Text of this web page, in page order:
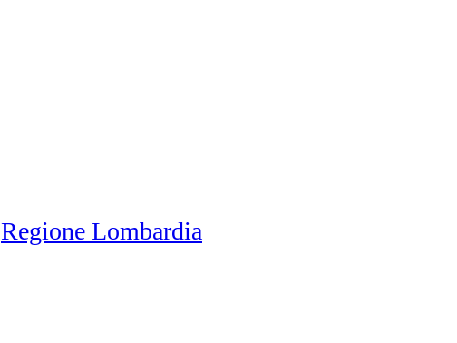
Regione Lombardia